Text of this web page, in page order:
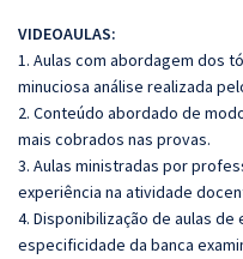
VIDEOAULAS:
1. Aulas com abordagem dos
minuciosa análise realizada
2. Conteúdo abordado de
mais cobrados nas provas.
3. Aulas ministradas por
experiência na atividade
4. Disponibilização de aulas
especificidade da banca